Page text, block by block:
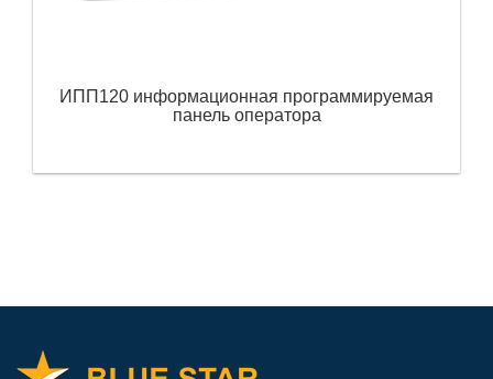
ИПП120 информационная программируемая
панель оператора